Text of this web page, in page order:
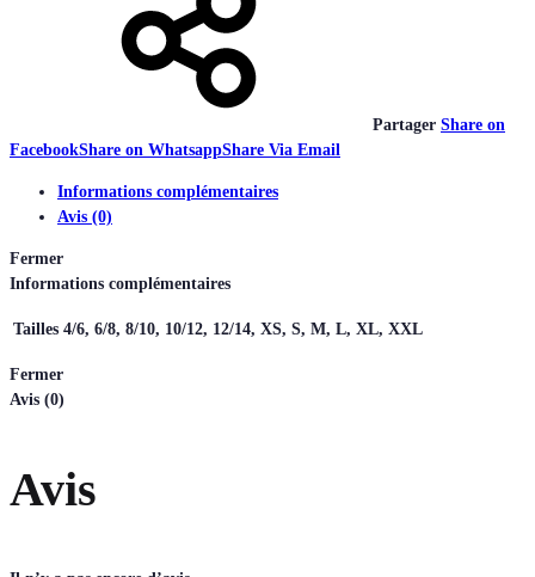
Partager Share on
FacebookShare on WhatsappShare Via Email
Informations complémentaires
Avis (0)
Fermer
Informations complémentaires
Tailles 4/6, 6/8, 8/10, 10/12, 12/14, XS, S, M, L, XL, XXL
Fermer
Avis (0)
Avis